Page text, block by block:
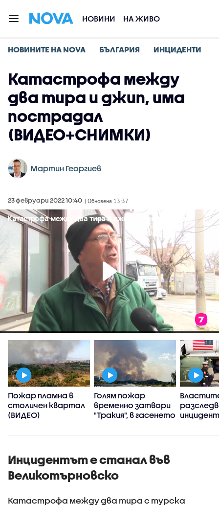
НОВИНИ НА ЖИВО
НОВИНИТЕ НА NOVA БЪЛГАРИЯ ИНЦИДЕНТИ
Катастрофа между
два тира и джип, има
пострадал
(ВИДЕО+СНИМКИ)
Мартин Георгиев
23 февруари 2022 10:40 | Обновена 13:37
Пожар пламна в
столичен квартал
(ВИДЕО)
Голям пожар
временно затвори
"Тракия", в гасенето
хеликоптера
Тръмп и
Инцидентът е станал във
Великотърновско
Катастрофа между два тира с турска